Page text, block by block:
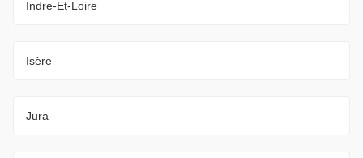
Indre-Et-Loire
Isère
Jura